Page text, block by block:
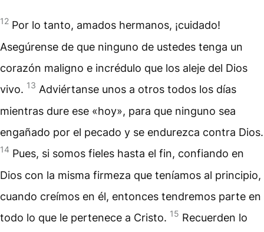
12 Por lo tanto, amados hermanos, ¡cuidado!
Asegúrense de que ninguno de ustedes tenga un
corazón maligno e incrédulo que los aleje del Dios
vivo. 13 Adviértanse unos a otros todos los días
mientras dure ese «hoy», para que ninguno sea
engañado por el pecado y se endurezca contra Dios.
14 Pues, si somos fieles hasta el fin, confiando en
Dios con la misma firmeza que teníamos al principio,
cuando creímos en él, entonces tendremos parte en
todo lo que le pertenece a Cristo. 15 Recuerden lo